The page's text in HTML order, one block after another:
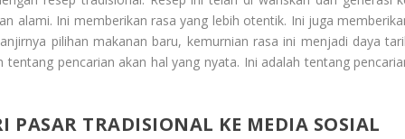
alami. Ini memberikan rasa yang lebih otentik. Ini juga
pilihan makanan baru, kemurnian rasa ini menjadi daya
pencarian akan hal yang nyata. Ini adalah tentang
PASAR TRADISIONAL KE MEDIA SOSIAL